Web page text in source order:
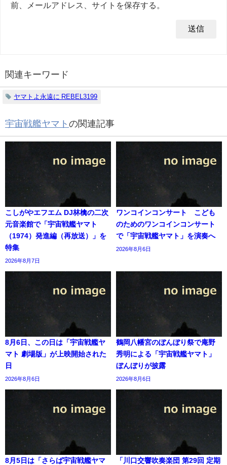
前、メールアドレス、サイトを保存する。
関連キーワード
ヤマトよ永遠に REBEL3199
宇宙戦艦ヤマト の関連記事
こしがやエフエム DJ林檎の二次
元音楽館で「宇宙戦艦ヤマト
（1974）発進編（再放送）」を
特集
2026年8月7日
ワンコインコンサート こども
のためのワンコインコンサート
で「宇宙戦艦ヤマト」を演奏へ
2026年8月6日
8月6日、この日は「宇宙戦艦ヤ
マト 劇場版」が上映開始された
日
2026年8月6日
鶴岡八幡宮のぼんぼり祭で庵野
秀明による「宇宙戦艦ヤマト」
ぼんぼりが披露
2026年8月6日
8月5日は「さらば宇宙戦艦ヤマ
「川口交響吹奏楽団 第29回 定期